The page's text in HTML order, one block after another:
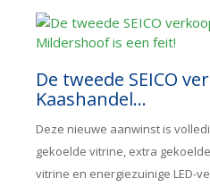
De tweede SEICO
Kaashandel...
Deze nieuwe aanwinst is
gekoelde vitrine, extra
vitrine en energiezuinige LED-